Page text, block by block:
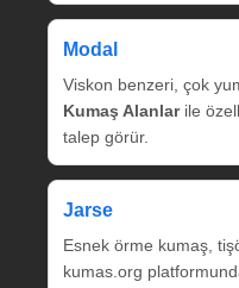
Modal
Viskon benzeri, çok
Kumaş Alanlarile
talep görür.
Jarse
Esnek örme kumaş,
kumas.org